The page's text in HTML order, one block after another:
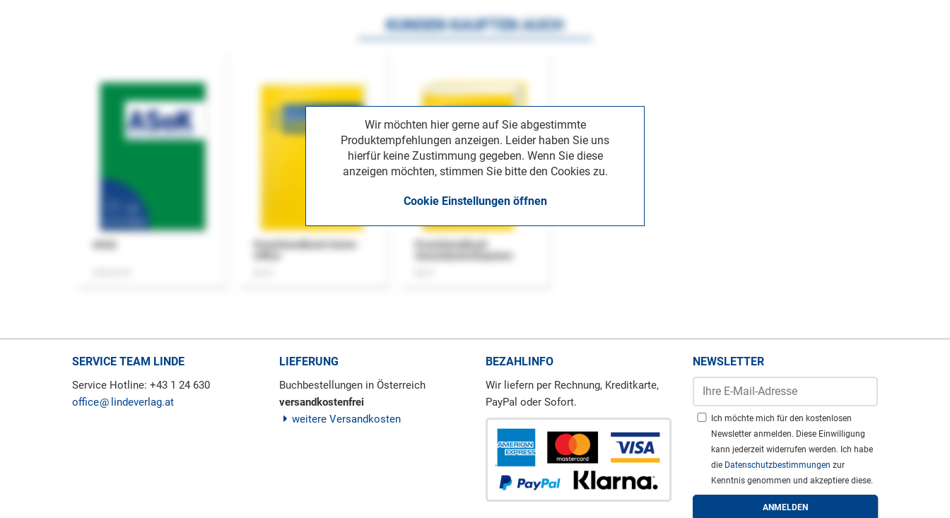
Wir möchten hier gerne auf Sie abgestimmte
Produktempfehlungen anzeigen. Leider haben Sie uns
hierfür keine Zustimmung gegeben. Wenn Sie diese
anzeigen möchten, stimmen Sie bitte den Cookies zu.
Cookie Einstellungen öffnen
KUNDEN KAUFTEN AUCH
ASok
Praxishandbuch Home-
Praxishandbuch
Steuerkontrollsystem
SERVICE TEAM LINDE
Service Hotline: +43 1 24 630
office
lindeverlag.at
LIEFERUNG
Buchbestellungen in Österreich
versandkostenfrei
weitere Versandkosten
BEZAHLINFO
Wir liefern per Rechnung, Kreditkarte,
PayPal oder Sofort.
NEWSLETTER
Ich möchte mich für den kostenlosen
Newsletter anmelden. Diese Einwilligung
kann jederzeit widerrufen werden. Ich habe
die Datenschutzbestimmungen zur
Kenntnis genommen und akzeptiere diese.